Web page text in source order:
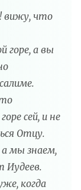
вижу, что
горе, а вы
сей, и не
Отцу.
а мы знаем,
Иудеев.
когда